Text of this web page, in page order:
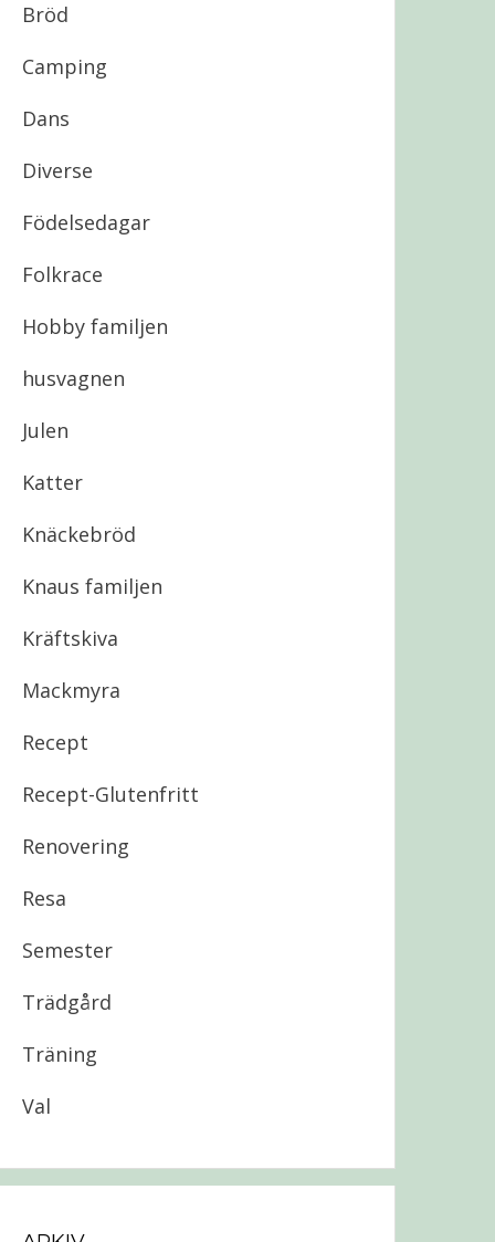
Bröd
Camping
Dans
Diverse
Födelsedagar
Folkrace
Hobby familjen
husvagnen
Julen
Katter
Knäckebröd
Knaus familjen
Kräftskiva
Mackmyra
Recept
Recept-Glutenfritt
Renovering
Resa
Semester
Trädgård
Träning
Val